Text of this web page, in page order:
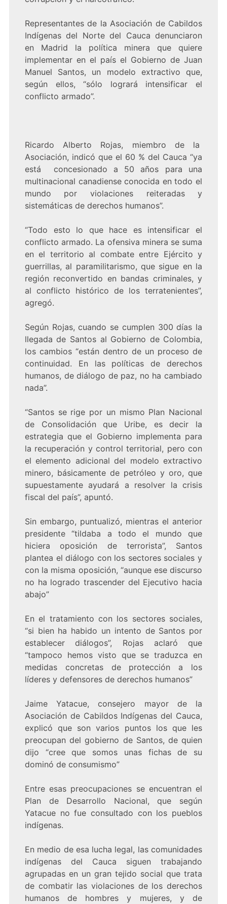
Representantes de la Asociación de Cabildos
Indígenas del Norte del Cauca denunciaron
en Madrid la política minera que quiere
implementar en el país el Gobierno de Juan
Manuel Santos, un modelo extractivo que,
según ellos, “sólo logrará intensificar el
conflicto armado”.
Ricardo Alberto Rojas, miembro de la
Asociación, indicó que el 60 % del Cauca “ya
está concesionado a 50 años para una
multinacional canadiense conocida en todo el
mundo por violaciones reiteradas y
sistemáticas de derechos humanos”.
“Todo esto lo que hace es intensificar el
conflicto armado. La ofensiva minera se suma
en el territorio al combate entre Ejército y
guerrillas, al paramilitarismo, que sigue en la
región reconvertido en bandas criminales, y
al conflicto histórico de los terratenientes”,
agregó.
Según Rojas, cuando se cumplen 300 días la
llegada de Santos al Gobierno de Colombia,
los cambios “están dentro de un proceso de
continuidad. En las políticas de derechos
humanos, de diálogo de paz, no ha cambiado
nada”.
“Santos se rige por un mismo Plan Nacional
de Consolidación que Uribe, es decir la
estrategia que el Gobierno implementa para
la recuperación y control territorial, pero con
el elemento adicional del modelo extractivo
minero, básicamente de petróleo y oro, que
supuestamente ayudará a resolver la crisis
fiscal del país”, apuntó.
Sin embargo, puntualizó, mientras el anterior
presidente “tildaba a todo el mundo que
hiciera oposición de terrorista”, Santos
plantea el diálogo con los sectores sociales y
con la misma oposición, “aunque ese discurso
no ha logrado trascender del Ejecutivo hacia
abajo”
En el tratamiento con los sectores sociales,
“si bien ha habido un intento de Santos por
establecer diálogos”, Rojas aclaró que
“tampoco hemos visto que se traduzca en
medidas concretas de protección a los
líderes y defensores de derechos humanos”
Jaime Yatacue, consejero mayor de la
Asociación de Cabildos Indígenas del Cauca,
explicó que son varios puntos los que les
preocupan del gobierno de Santos, de quien
dijo “cree que somos unas fichas de su
dominó de consumismo”
Entre esas preocupaciones se encuentran el
Plan de Desarrollo Nacional, que según
Yatacue no fue consultado con los pueblos
indígenas.
En medio de esa lucha legal, las comunidades
indígenas del Cauca siguen trabajando
agrupadas en un gran tejido social que trata
de combatir las violaciones de los derechos
humanos de hombres y mujeres, y de